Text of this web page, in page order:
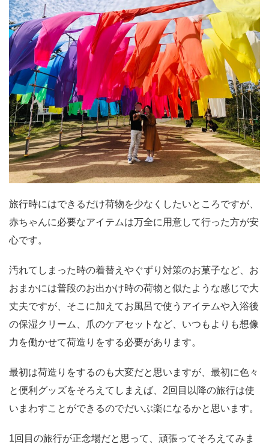
旅行時にはできるだけ荷物を少なくしたいところですが、
赤ちゃんに必要なアイテムは万全に用意して行った方が安
心です。
汚れてしまった時の着替えやぐずり対策のお菓子など、お
おまかには普段のお出かけ時の荷物と似たような感じで大
丈夫ですが、そこに加えてお風呂で使うアイテムや入浴後
の保湿クリーム、爪のケアセットなど、いつもよりも想像
力を働かせて荷造りをする必要があります。
最初は荷造りをするのも大変だと思いますが、最初に色々
と便利グッズをそろえてしまえば、2回目以降の旅行は使
いまわすことができるのでだいぶ楽になるかと思います。
1回目の旅行が正念場だと思って、頑張ってそろえてみま